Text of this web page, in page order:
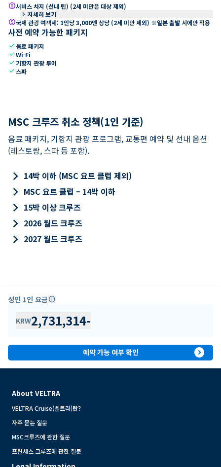
paid서비스 차지 (선내 팁) (2세 미만은 대상 제외)
keyboard_arrow_right 자세히 보기
paid국제 관광 여객세: 1인당 3,000엔 상당 (2세 미만 제외) ※일본 출발 시에만 적용
사전 예약 가능한 패키지
check 음료 패키지
checkWi-Fi
check 기항지 관광 투어
check 스파
MSC 크루즈 취소 정책(1인 기준)
음료 패키지, 기항지 관광 프로그램, 교통편 예약 및 선내 옵션
(레스토랑, 스파 등 포함).
keyboard_arrow_right 14박 이하 (MSC 요트 클럽 제외)
keyboard_arrow_right MSC 요트 클럽 – 14박 이하
keyboard_arrow_right 15박 이상 크루즈
keyboard_arrow_right 2026 월드 크루즈
keyboard_arrow_right 2027 월드 크루즈
성인 1인 요금info
KRW2,731,314-
예약 가능 여부 확인 expand_circle_right
About VELTRA
VELTRA Cruise(벨트라)란?
자주 묻는 질문
MSC크루즈에 관한 질문
프린세스 크루즈에 관한 질문